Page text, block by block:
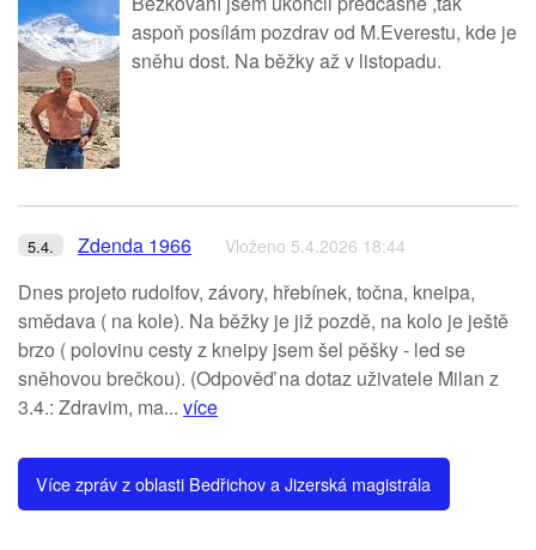
aspoň posílám pozdrav od M.Everestu, kde je
sněhu dost. Na běžky až v listopadu.
5.4. Zdenda 1966 Vloženo 5.4.2026 18:44
Dnes projeto rudolfov, závory, hřebínek, točna, kneipa,
smědava ( na kole). Na běžky je již pozdě, na kolo je ještě
brzo ( polovinu cesty z kneipy jsem šel pěšky - led se
sněhovou brečkou). (Odpověď na dotaz uživatele Milan z
3.4.: Zdravim, ma... více
Více zpráv z oblasti Bedřichov a Jizerská magistrála